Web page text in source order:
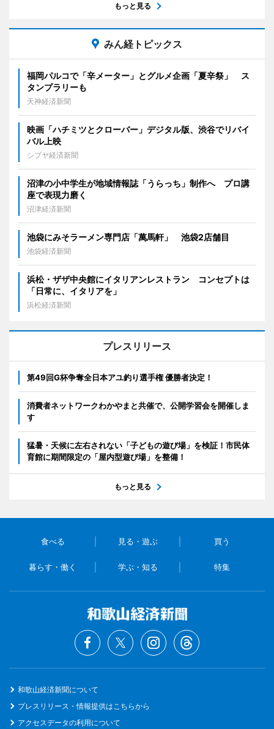
もっと見る
みん経トピックス
福岡パルコで「辛メーター」とグルメ企画「夏辛祭」 ス
タンプラリーも
天神経済新聞
映画「ハチミツとクローバー」デジタル版、渋谷でリバイ
バル上映
シブヤ経済新聞
沼津の小中学生が地域情報誌「うらっち」制作へ プロ講
座で表現力磨く
沼津経済新聞
池袋にみそラーメン専門店「萬馬軒」 池袋2店舗目
池袋経済新聞
浜松・ザザ中央館にイタリアンレストラン コンセプトは
「日常に、イタリアを」
浜松経済新聞
プレスリリース
第49回G杯争奪全日本アユ釣り選手権 優勝者決定！
消費者ネットワークわかやまと共催で、公開学習会を開催しま
す
猛暑・天候に左右されない「子どもの遊び場」を検証！市民体
育館に期間限定の「屋内型遊び場」を整備！
もっと見る
食べる 見る・遊ぶ 買う
暮らす・働く 学ぶ・知る 特集
和歌山経済新聞について
プレスリリース・情報提供はこちらから
アクセスデータの利用について